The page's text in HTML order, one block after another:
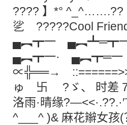
???? 】*°
乷 ?????Cool
▄︻┳一
▄︻┳一· ▄︻┳═
∝╬══→
ゅ 卐 ?ゞ、 时差 7
洛雨·晴缘
^___^ )& 麻花辮女